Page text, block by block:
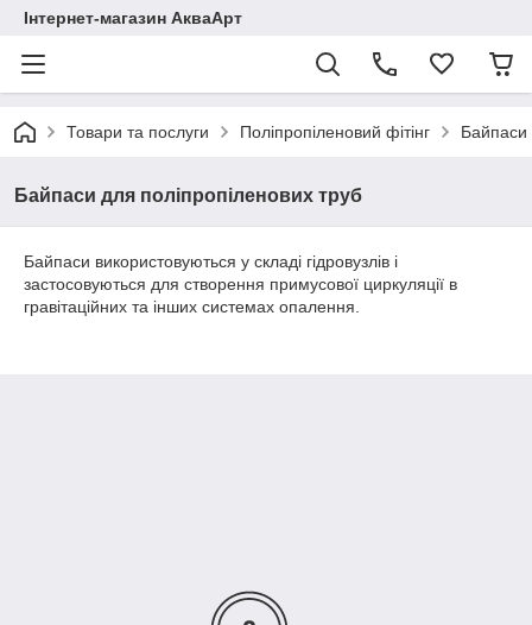
Інтернет-магазин АкваАрт
Товари та послуги Поліпропіленовий фітінг Байпаси
Байпаси для поліпропіленових труб
Байпаси використовуються у складі гідровузлів і
застосовуються для створення примусової циркуляції в
гравітаційних та інших системах опалення.